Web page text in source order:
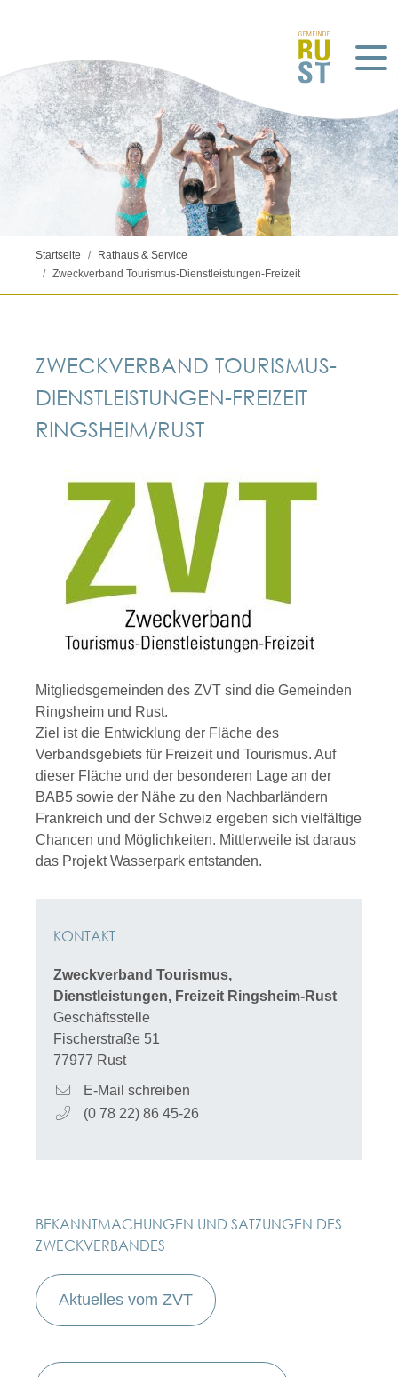
Startseite
Rathaus & Service
Zweckverband Tourismus-Dienstleistungen-Freizeit
ZWECKVERBAND TOURISMUS-
DIENSTLEISTUNGEN-FREIZEIT
RINGSHEIM/RUST
Mitgliedsgemeinden des ZVT sind die Gemeinden
Ringsheim und Rust.
Ziel ist die Entwicklung der Fläche des
Verbandsgebiets für Freizeit und Tourismus. Auf
dieser Fläche und der besonderen Lage an der
BAB5 sowie der Nähe zu den Nachbarländern
Frankreich und der Schweiz ergeben sich vielfältige
Chancen und Möglichkeiten. Mittlerweile ist daraus
das Projekt Wasserpark entstanden.
KONTAKT
Zweckverband Tourismus,
Dienstleistungen, Freizeit Ringsheim-Rust
Geschäftsstelle
Fischerstraße 51
77977 Rust
E-Mail schreiben
(0 78 22) 86 45-26
BEKANNTMACHUNGEN UND SATZUNGEN DES
ZWECKVERBANDES
Aktuelles vom ZVT